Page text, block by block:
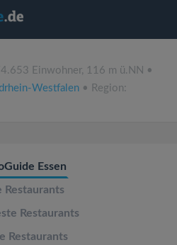
Einwohner, 116 m ü.NN •
Westfalen • Region:
Essen
Restaurants
Restaurants
Restaurants